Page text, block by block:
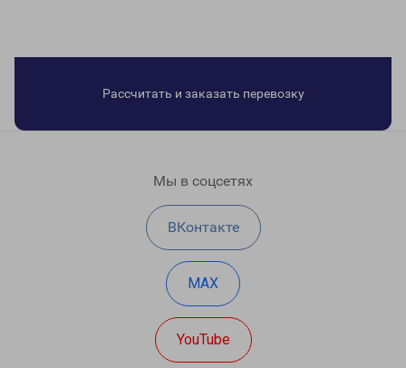
Рассчитать и заказать перевозку
Мы в соцсетях
ВКонтакте
MAX
YouTube